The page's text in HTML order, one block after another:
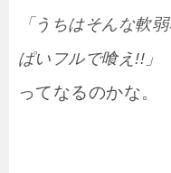
「うちはそんな軟
ぱいフルで喰え!!」
ってなるのかな。